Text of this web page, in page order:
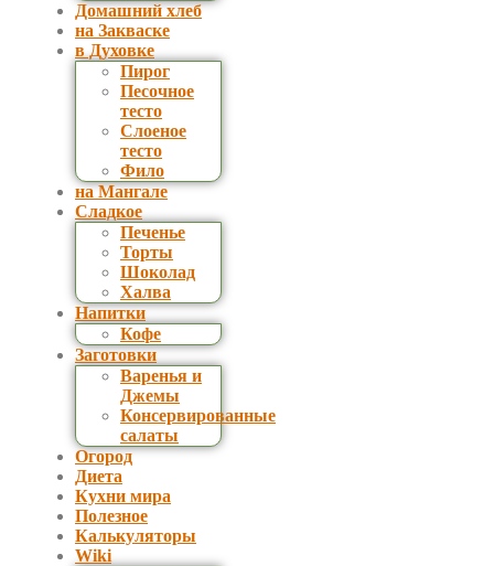
Домашний хлеб
на Закваске
в Духовке
Пирог
Песочное
тесто
Слоеное
тесто
Фило
на Мангале
Сладкое
Печенье
Торты
Шоколад
Халва
Напитки
Кофе
Заготовки
Варенья и
Джемы
Консервированные
салаты
Огород
Диета
Кухни мира
Полезное
Калькуляторы
Wiki